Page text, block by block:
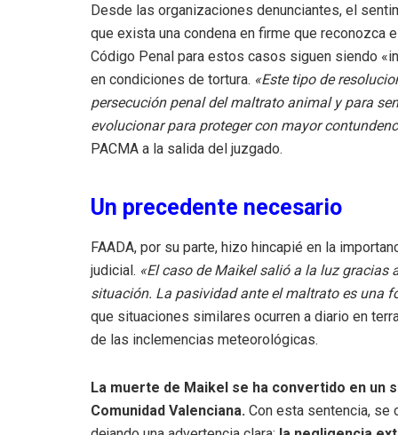
Desde las organizaciones denunciantes, el
que exista una condena en firme que reconozca
Código Penal para estos casos siguen siendo
en condiciones de tortura. «Este tipo de
persecución penal del maltrato animal y para
evolucionar para proteger con mayor
PACMA a la salida del juzgado.
Un precedente necesario
FAADA, por su parte, hizo hincapié en la
judicial. «El caso de Maikel salió a la luz gracias
situación. La pasividad ante el maltrato es una
que situaciones similares ocurren a diario en
de las inclemencias meteorológicas.
La muerte de Maikel se ha convertido en un
Comunidad Valenciana. Con esta sentencia, se